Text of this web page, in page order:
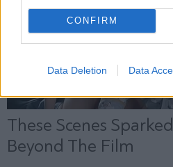
CONFIRM
Data Deletion Data